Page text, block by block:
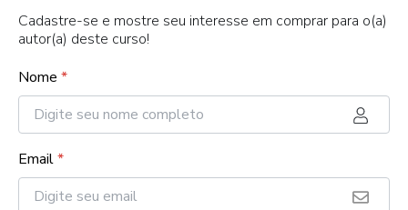
Cadastre-se e mostre seu interesse em comprar para o(a)
autor(a) deste curso!
Nome *
Email*